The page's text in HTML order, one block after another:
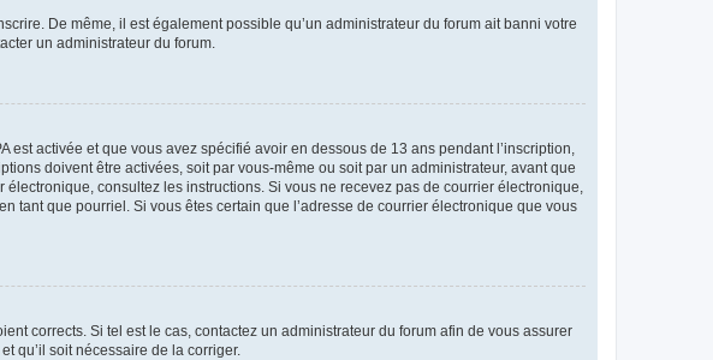
De même, il est également possible qu’un administrateur du forum ait banni votre
un administrateur du forum.
activée et que vous avez spécifié avoir en dessous de 13 ans pendant l’inscription,
doivent être activées, soit par vous-même ou soit par un administrateur, avant que
consultez les instructions. Si vous ne recevez pas de courrier électronique,
que pourriel. Si vous êtes certain que l’adresse de courrier électronique que vous
corrects. Si tel est le cas, contactez un administrateur du forum afin de vous assurer
qu’il soit nécessaire de la corriger.